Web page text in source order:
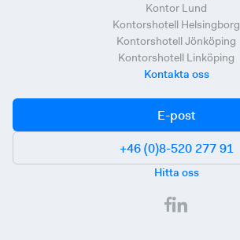
Kontor Lund
Kontorshotell Helsingborg
Kontorshotell Jönköping
Kontorshotell Linköping
Kontakta oss
E-post
+46 (0)8-520 277 91
Hitta oss